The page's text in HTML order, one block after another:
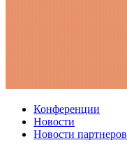
Конференции
Новости
Новости партнеров